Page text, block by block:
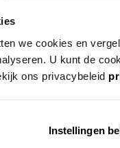
we cookies en
U kunt de
ons privacybeleid
Instellingen